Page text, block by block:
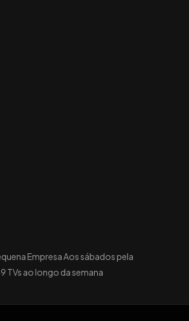
Empresa Aos sábados pela
TVs ao longo da semana